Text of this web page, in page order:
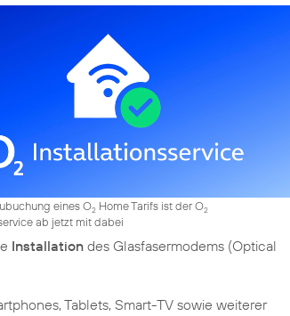
eines O2Home Tarifs ist der O2
ab jetzt mit dabei
Installation des Glasfasermodems (Optical
Tablets, Smart-TV sowie weiterer